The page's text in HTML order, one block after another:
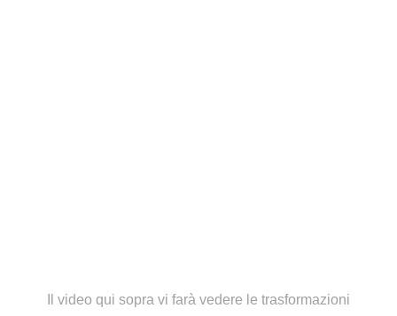
Il video qui sopra vi farà vedere le trasformazioni